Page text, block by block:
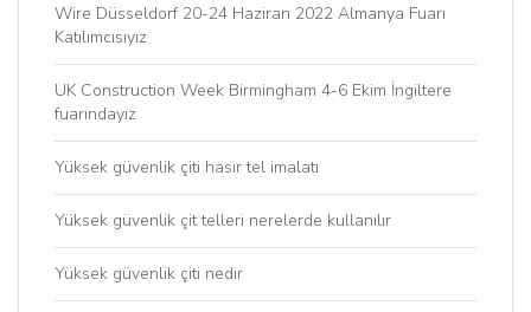
Wire Düsseldorf 20-24 Haziran 2022 Almanya Fuarı
Katılımcısıyız
UK Construction Week Birmingham 4-6 Ekim İngiltere
fuarındayız
Yüksek güvenlik çiti hasır tel imalatı
Yüksek güvenlik çit telleri nerelerde kullanılır
Yüksek güvenlik çiti nedir